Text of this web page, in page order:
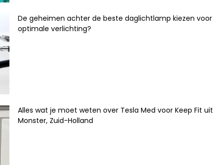
De geheimen achter de beste daglichtlamp kiezen voor
optimale verlichting?
Alles wat je moet weten over Tesla Med voor Keep Fit uit
Monster, Zuid-Holland